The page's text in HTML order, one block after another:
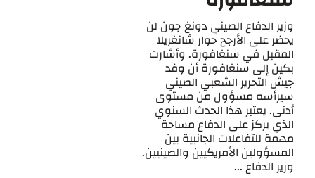
وزير الدفاع الصيني دونغ جون لن
يحضر على الأرجح حوار شانغريلا
المقبل في سنغافورة. وأشارت
بكين إلى سنغافورة أن وفد
جيش التحرير الشعبي الصيني
سيرأسه مسؤول من مستوى
أدنى. يعتبر هذا الحدث السنوي
الذي يركز على الدفاع مساحة
مهمة للتفاعلات الجانبية بين
المسؤولين الأمريكيين والصينيين.
وزير الدفاع ...